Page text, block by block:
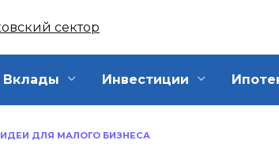
Вклады Инвестиции
ИДЕИ ДЛЯ МАЛОГО БИЗНЕСА